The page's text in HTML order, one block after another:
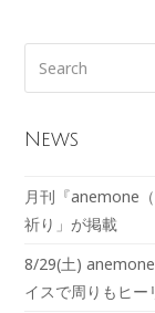
News
月刊『anemone
祈り」が掲載
8/29(土)
イスで周りもヒー